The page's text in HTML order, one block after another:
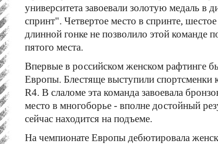
университета завоевали золотую медаль в
спринт". Четвертое место в спринте,
длинной гонке не позволило этой команде
пятого места.
Впервые в российском женском рафтинге
Европы. Блестяще выступили спортсменки
R4. В слаломе эта команда завоевала
место в многоборье - вполне достойный
сейчас находится на подъеме.
На чемпионате Европы дебютировала